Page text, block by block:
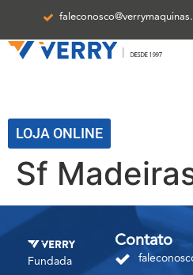
LOJA ONLINE
Sf
Fundada
Contato